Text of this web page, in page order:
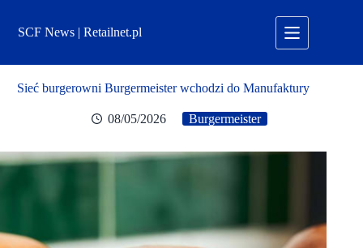
treściSCF News | Retailnet.pl
Sieć burgerowni Burgermeister wchodzi do Manufaktury
08/05/2026 Burgermeister